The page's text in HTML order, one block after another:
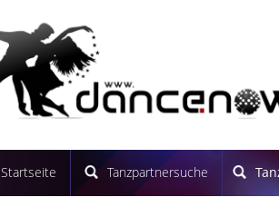
Startseite Tanzpartnersuche